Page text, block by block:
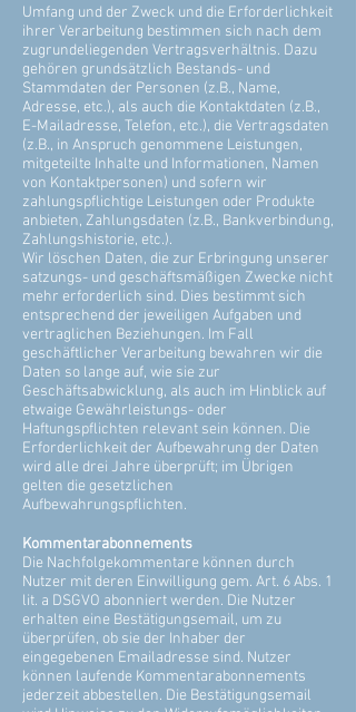
Umfang und der Zweck und die Erforderlichkeit
ihrer Verarbeitung bestimmen sich nach dem
zugrundeliegenden Vertragsverhältnis. Dazu
gehören grundsätzlich Bestands- und
Stammdaten der Personen (z.B., Name,
Adresse, etc.), als auch die Kontaktdaten (z.B.,
E-Mailadresse, Telefon, etc.), die Vertragsdaten
(z.B., in Anspruch genommene Leistungen,
mitgeteilte Inhalte und Informationen, Namen
von Kontaktpersonen) und sofern wir
zahlungspflichtige Leistungen oder Produkte
anbieten, Zahlungsdaten (z.B., Bankverbindung,
Zahlungshistorie, etc.).
Wir löschen Daten, die zur Erbringung unserer
satzungs- und geschäftsmäßigen Zwecke nicht
mehr erforderlich sind. Dies bestimmt sich
entsprechend der jeweiligen Aufgaben und
vertraglichen Beziehungen. Im Fall
geschäftlicher Verarbeitung bewahren wir die
Daten so lange auf, wie sie zur
Geschäftsabwicklung, als auch im Hinblick auf
etwaige Gewährleistungs- oder
Haftungspflichten relevant sein können. Die
Erforderlichkeit der Aufbewahrung der Daten
wird alle drei Jahre überprüft; im Übrigen
gelten die gesetzlichen
Aufbewahrungspflichten.
Kommentarabonnements
Die Nachfolgekommentare können durch
Nutzer mit deren Einwilligung gem. Art. 6 Abs. 1
lit. a DSGVO abonniert werden. Die Nutzer
erhalten eine Bestätigungsemail, um zu
überprüfen, ob sie der Inhaber der
eingegebenen Emailadresse sind. Nutzer
können laufende Kommentarabonnements
jederzeit abbestellen. Die Bestätigungsemail